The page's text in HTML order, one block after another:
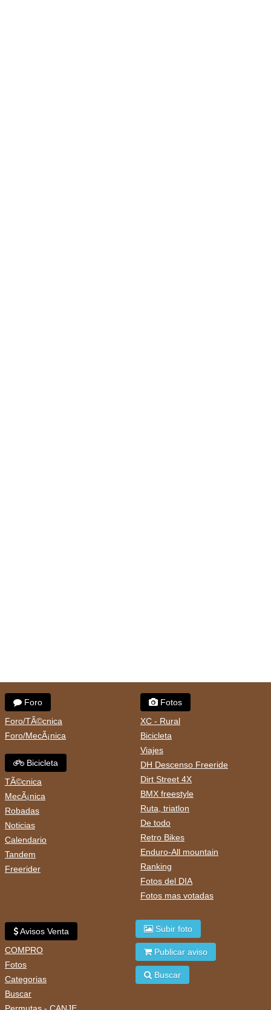
Foro
Foro/TÃ©cnica
Foro/MecÃ¡nica
Bicicleta
TÃ©cnica
MecÃ¡nica
Robadas
Noticias
Calendario
Tandem
Freerider
Fotos
XC - Rural
Bicicleta
Viajes
DH Descenso Freeride
Dirt Street 4X
BMX freestyle
Ruta, triatlon
De todo
Retro Bikes
Enduro-All mountain
Ranking
Fotos del DIA
Fotos mas votadas
Avisos Venta
COMPRO
Fotos
Categorias
Buscar
Permutas - CANJE
Subir foto
Publicar aviso
Buscar